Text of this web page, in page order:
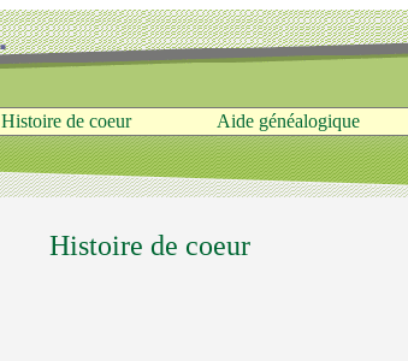
Histoire de coeur Aide généalogique
Histoire de coeur